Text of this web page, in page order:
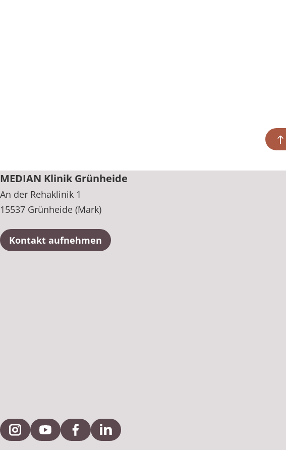
MEDIAN Klinik Grünheide
An der Rehaklinik 1
15537 Grünheide (Mark)
Kontakt aufnehmen
Externe Verlinkung zu Instagram
Externe Verlinkung zu YouTube
Externe Verlinkung zu Facebook
Externe Verlinkung zu LinkedIn